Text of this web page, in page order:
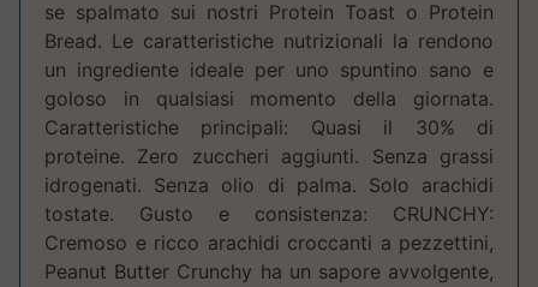
se spalmato sui nostri Protein Toast o Protein
Bread. Le caratteristiche nutrizionali la rendono
un ingrediente ideale per uno spuntino sano e
goloso in qualsiasi momento della giornata.
Caratteristiche principali: Quasi il 30% di
proteine. Zero zuccheri aggiunti. Senza grassi
idrogenati. Senza olio di palma. Solo arachidi
tostate. Gusto e consistenza: CRUNCHY:
Cremoso e ricco arachidi croccanti a pezzettini,
Peanut Butter Crunchy ha un sapore avvolgente,